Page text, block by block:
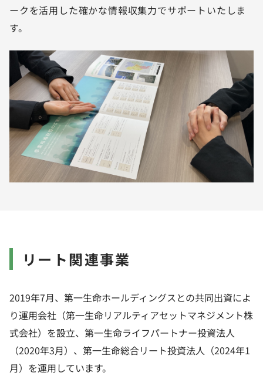
ークを活用した確かな情報収集力でサポートいたしま
す。
リート関連事業
2019年7月、第一生命ホールディングスとの共同出資によ
り運用会社（第一生命リアルティアセットマネジメント株
式会社）を設立、第一生命ライフパートナー投資法人
（2020年3月）、第一生命総合リート投資法人（2024年1
月）を運用しています。